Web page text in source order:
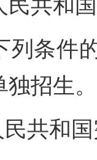
民共和
条件的
招生。
共和国